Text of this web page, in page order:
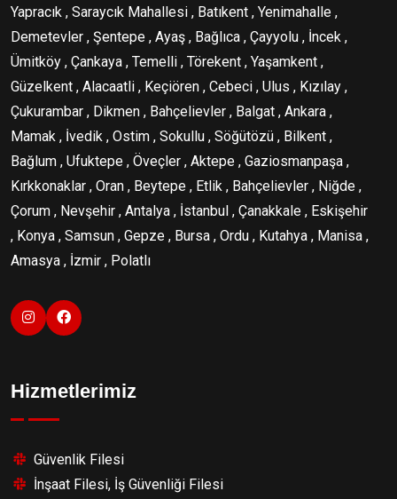
Yapracık , Saraycık Mahallesi , Batıkent , Yenimahalle ,
Demetevler , Şentepe , Ayaş , Bağlıca , Çayyolu , İncek ,
Ümitköy , Çankaya , Temelli , Törekent , Yaşamkent ,
Güzelkent , Alacaatli , Keçiören , Cebeci , Ulus , Kızılay ,
Çukurambar , Dikmen , Bahçelievler , Balgat , Ankara ,
Mamak , İvedik , Ostim , Sokullu , Söğütözü , Bilkent ,
Bağlum , Ufuktepe , Öveçler , Aktepe , Gaziosmanpaşa ,
Kırkkonaklar , Oran , Beytepe , Etlik , Bahçelievler , Niğde ,
Çorum , Nevşehir , Antalya , İstanbul , Çanakkale , Eskişehir
, Konya , Samsun , Gepze , Bursa , Ordu , Kutahya , Manisa ,
Amasya , İzmir , Polatlı
Hizmetlerimiz
Güvenlik Filesi
İnşaat Filesi, İş Güvenliği Filesi